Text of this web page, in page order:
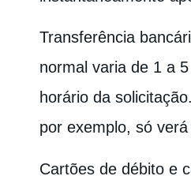
Transferência
normal varia de 1 a
horário da
por exemplo, só
Cartões de débito e